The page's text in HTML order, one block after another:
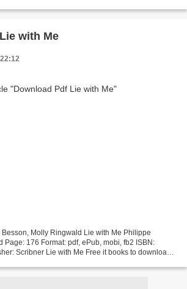
with Me
Molly Ringwald Lie with Me Philippe
Page: 176 Format: pdf, ePub, mobi, fb2 ISBN:
Scribner Lie with Me Free it books to download